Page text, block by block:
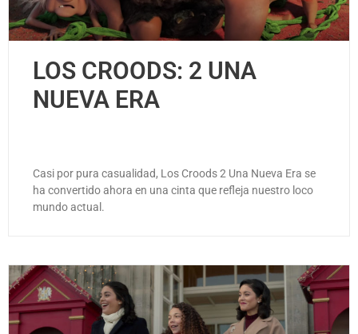
LOS CROODS: 2 UNA
NUEVA ERA
Casi por pura casualidad, Los Croods 2 Una Nueva Era se
ha convertido ahora en una cinta que refleja nuestro loco
mundo actual.